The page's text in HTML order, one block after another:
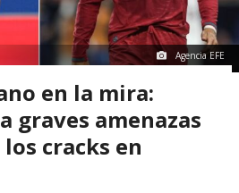
Agencia EFE
en la mira:
graves amenazas
cracks en